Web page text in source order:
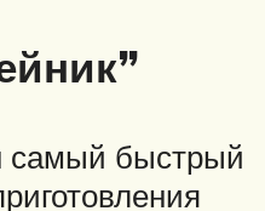
самый быстрый